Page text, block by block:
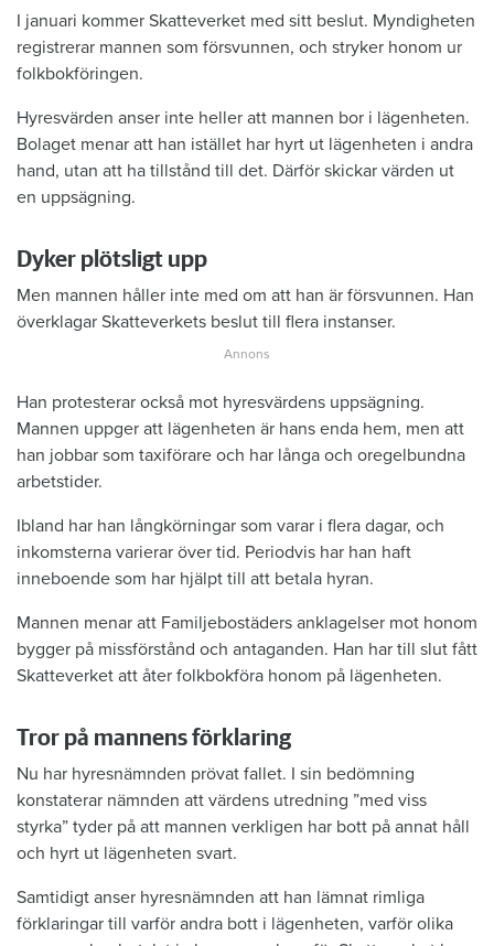
I januari kommer Skatteverket med sitt beslut. Myndigheten
registrerar mannen som försvunnen, och stryker honom ur
folkbokföringen.
Hyresvärden anser inte heller att mannen bor i lägenheten.
Bolaget menar att han istället har hyrt ut lägenheten i andra
hand, utan att ha tillstånd till det. Därför skickar värden ut
en uppsägning.
Dyker plötsligt upp
Men mannen håller inte med om att han är försvunnen. Han
överklagar Skatteverkets beslut till flera instanser.
Han protesterar också mot hyresvärdens uppsägning.
Mannen uppger att lägenheten är hans enda hem, men att
han jobbar som taxiförare och har långa och oregelbundna
arbetstider.
Ibland har han långkörningar som varar i flera dagar, och
inkomsterna varierar över tid. Periodvis har han haft
inneboende som har hjälpt till att betala hyran.
Mannen menar att Familjebostäders anklagelser mot honom
bygger på missförstånd och antaganden. Han har till slut fått
Skatteverket att åter folkbokföra honom på lägenheten.
Tror på mannens förklaring
Nu har hyresnämnden prövat fallet. I sin bedömning
konstaterar nämnden att värdens utredning ”med viss
styrka” tyder på att mannen verkligen har bott på annat håll
och hyrt ut lägenheten svart.
Samtidigt anser hyresnämnden att han lämnat rimliga
förklaringar till varför andra bott i lägenheten, varför olika